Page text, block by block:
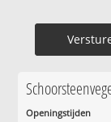
Openingstijden